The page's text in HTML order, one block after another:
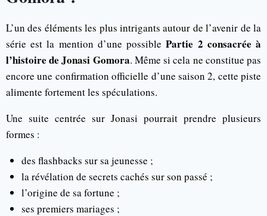
L’un des éléments les plus intrigants autour de l’avenir de la
série est la mention d’une possiblePartie 2 consacrée à
l’histoire de Jonasi Gomora. Même si cela ne constitue pas
encore une confirmation officielle d’une saison 2, cette piste
alimente fortement les spéculations.
Une suite centrée sur Jonasi pourrait prendre plusieurs
formes :
des flashbacks sur sa jeunesse ;
la révélation de secrets cachés sur son passé ;
l’origine de sa fortune ;
ses premiers mariages ;